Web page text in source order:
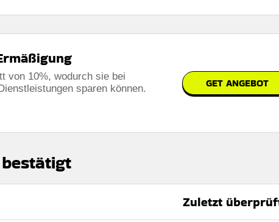
von 10%, wodurch sie bei
sparen können.
GET ANGEBOT
Zuletzt